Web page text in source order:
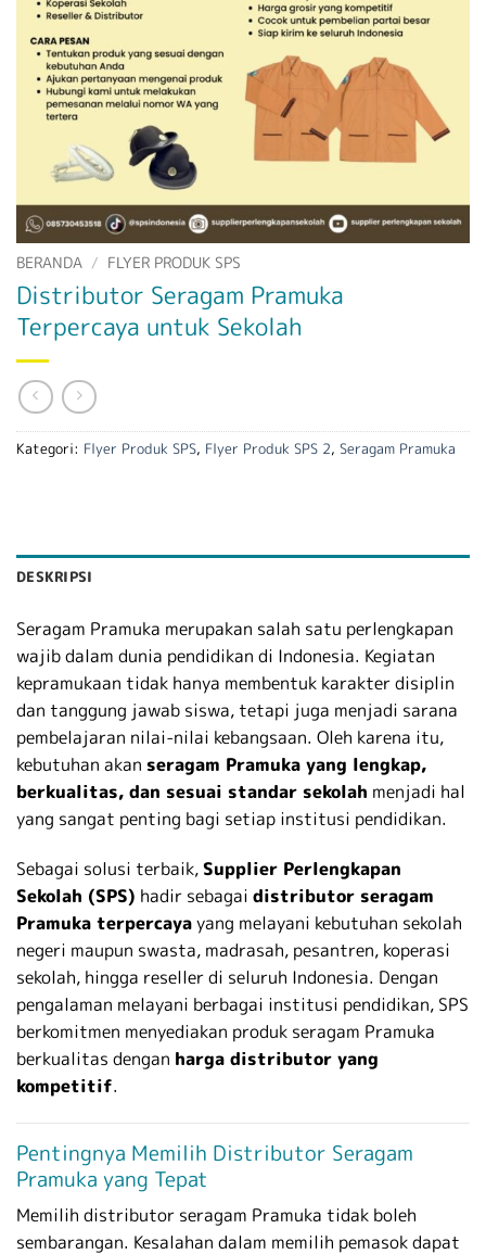
BERANDA / FLYER PRODUK SPS
Distributor Seragam Pramuka
Terpercaya untuk Sekolah
Kategori: Flyer Produk SPS, Flyer Produk SPS 2, Seragam Pramuka
DESKRIPSI
Seragam Pramuka merupakan salah satu perlengkapan
wajib dalam dunia pendidikan di Indonesia. Kegiatan
kepramukaan tidak hanya membentuk karakter disiplin
dan tanggung jawab siswa, tetapi juga menjadi sarana
pembelajaran nilai-nilai kebangsaan. Oleh karena itu,
kebutuhan akan seragam Pramuka yang lengkap,
berkualitas, dan sesuai standar sekolah menjadi hal
yang sangat penting bagi setiap institusi pendidikan.
Sebagai solusi terbaik,Supplier Perlengkapan
Sekolah (SPS) hadir sebagai distributor seragam
Pramuka terpercayayang melayani kebutuhan sekolah
negeri maupun swasta, madrasah, pesantren, koperasi
sekolah, hingga reseller di seluruh Indonesia. Dengan
pengalaman melayani berbagai institusi pendidikan, SPS
berkomitmen menyediakan produk seragam Pramuka
berkualitas dengan harga distributor yang
kompetitif.
Pentingnya Memilih Distributor Seragam
Pramuka yang Tepat
Memilih distributor seragam Pramuka tidak boleh
sembarangan. Kesalahan dalam memilih pemasok dapat